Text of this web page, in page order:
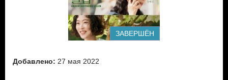
ЗАВЕРШЁН
Добавлено: 27 мая 2022